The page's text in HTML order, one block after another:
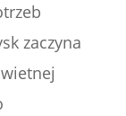
zaczyna